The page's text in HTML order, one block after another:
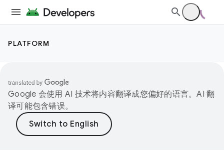
PLATFORM
Google 会使用 AI 技术将内容翻译成您偏好的语言。AI 翻
译可能包含错误。